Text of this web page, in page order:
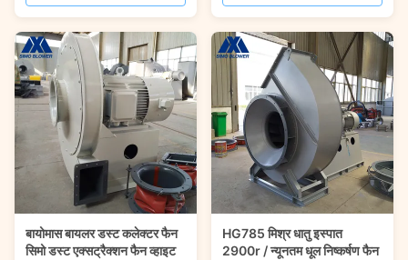
बायोमास बायलर डस्ट कलेक्टर फैन
सिमो डस्ट एक्सट्रैक्शन फैन व्हाइट
HG785 मिश्र धातु इस्पात
2900r / न्यूनतम धूल निष्कर्षण फैन